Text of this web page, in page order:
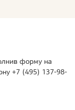
форму на
+7 (495) 137-98-